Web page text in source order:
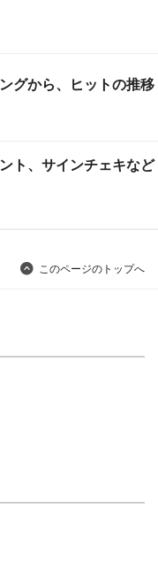
グから、ヒットの推移
ト、サインチェキなど
このページのトップへ